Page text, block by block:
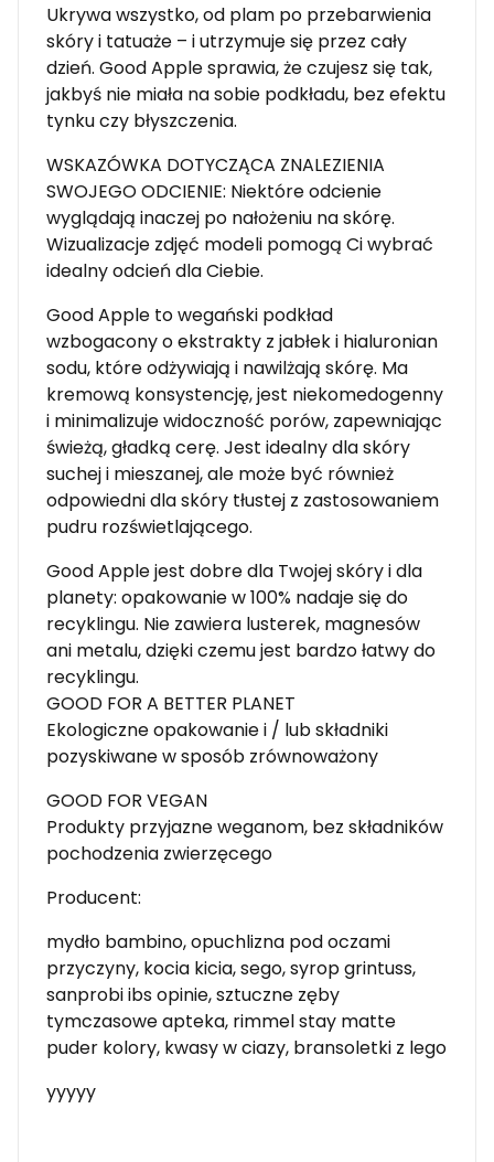
Ukrywa wszystko, od plam po przebarwienia
skóry i tatuaże – i utrzymuje się przez cały
dzień. Good Apple sprawia, że czujesz się tak,
jakbyś nie miała na sobie podkładu, bez efektu
tynku czy błyszczenia.
WSKAZÓWKA DOTYCZĄCA ZNALEZIENIA
SWOJEGO ODCIENIE: Niektóre odcienie
wyglądają inaczej po nałożeniu na skórę.
Wizualizacje zdjęć modeli pomogą Ci wybrać
idealny odcień dla Ciebie.
Good Apple to wegański podkład
wzbogacony o ekstrakty z jabłek i hialuronian
sodu, które odżywiają i nawilżają skórę. Ma
kremową konsystencję, jest niekomedogenny
i minimalizuje widoczność porów, zapewniając
świeżą, gładką cerę. Jest idealny dla skóry
suchej i mieszanej, ale może być również
odpowiedni dla skóry tłustej z zastosowaniem
pudru rozświetlającego.
Good Apple jest dobre dla Twojej skóry i dla
planety: opakowanie w 100% nadaje się do
recyklingu. Nie zawiera lusterek, magnesów
ani metalu, dzięki czemu jest bardzo łatwy do
recyklingu.
GOOD FOR A BETTER PLANET
Ekologiczne opakowanie i / lub składniki
pozyskiwane w sposób zrównoważony
GOOD FOR VEGAN
Produkty przyjazne weganom, bez składników
pochodzenia zwierzęcego
Producent:
mydło bambino, opuchlizna pod oczami
przyczyny, kocia kicia, sego, syrop grintuss,
sanprobi ibs opinie, sztuczne zęby
tymczasowe apteka, rimmel stay matte
puder kolory, kwasy w ciazy, bransoletki z lego
yyyyy